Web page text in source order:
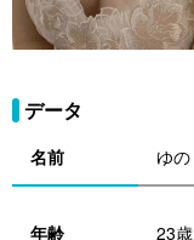
データ
名前 ゆの
年齢 23歳